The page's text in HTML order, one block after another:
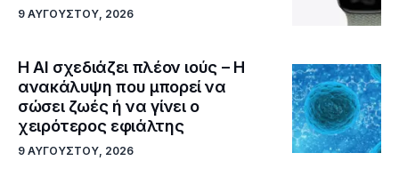
9 ΑΥΓΟΎΣΤΟΥ, 2026
Η AI σχεδιάζει πλέον ιούς – Η
ανακάλυψη που μπορεί να
σώσει ζωές ή να γίνει ο
χειρότερος εφιάλτης
9 ΑΥΓΟΎΣΤΟΥ, 2026